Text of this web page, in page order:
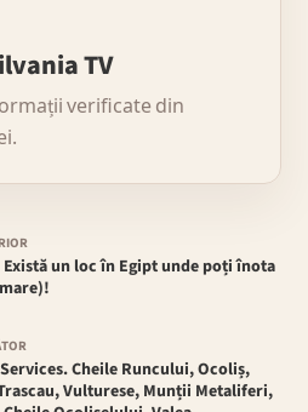
TV
verificate din
Există un loc în Egipt unde poți înota
Cheile Runcului, Ocoliș,
Vulturese, Munții Metaliferi,